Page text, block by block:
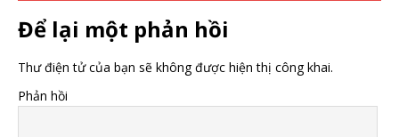
Để lại một phản hồi
Thư điện tử của bạn sẽ không được hiện thị công khai.
Phản hồi